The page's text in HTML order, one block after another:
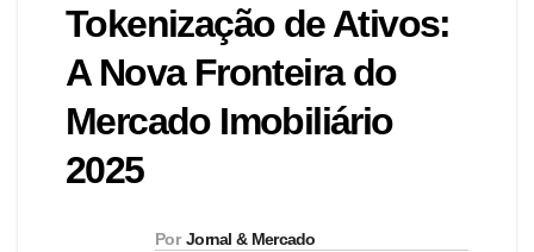
Tokenização de Ativos:
A Nova Fronteira do
Mercado Imobiliário
2025
Por Jornal & Mercado